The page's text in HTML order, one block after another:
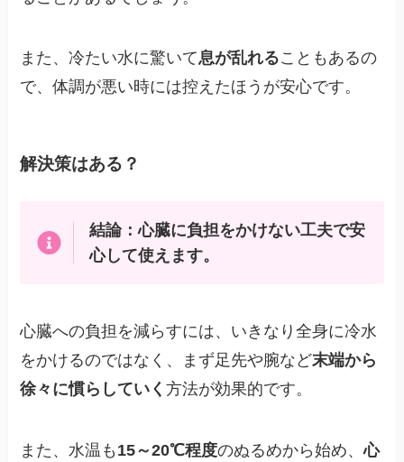
また、冷たい水に驚いて息が乱れることもあるの
で、体調が悪い時には控えたほうが安心です。
解決策はある？
結論：心臓に負担をかけない工夫で安
心して使えます。
心臓への負担を減らすには、いきなり全身に冷水
をかけるのではなく、まず足先や腕など末端から
徐々に慣らしていく方法が効果的です。
また、水温も 15～20℃程度のぬるめから始め、心